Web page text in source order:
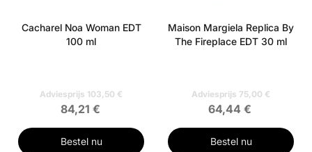
Cacharel Noa Woman EDT
100 ml
Adviesprijs 103,50 €
84,21 €
Bestel nu
Maison Margiela Replica By
The Fireplace EDT 30 ml
Adviesprijs 75,00 €
64,44 €
Bestel nu